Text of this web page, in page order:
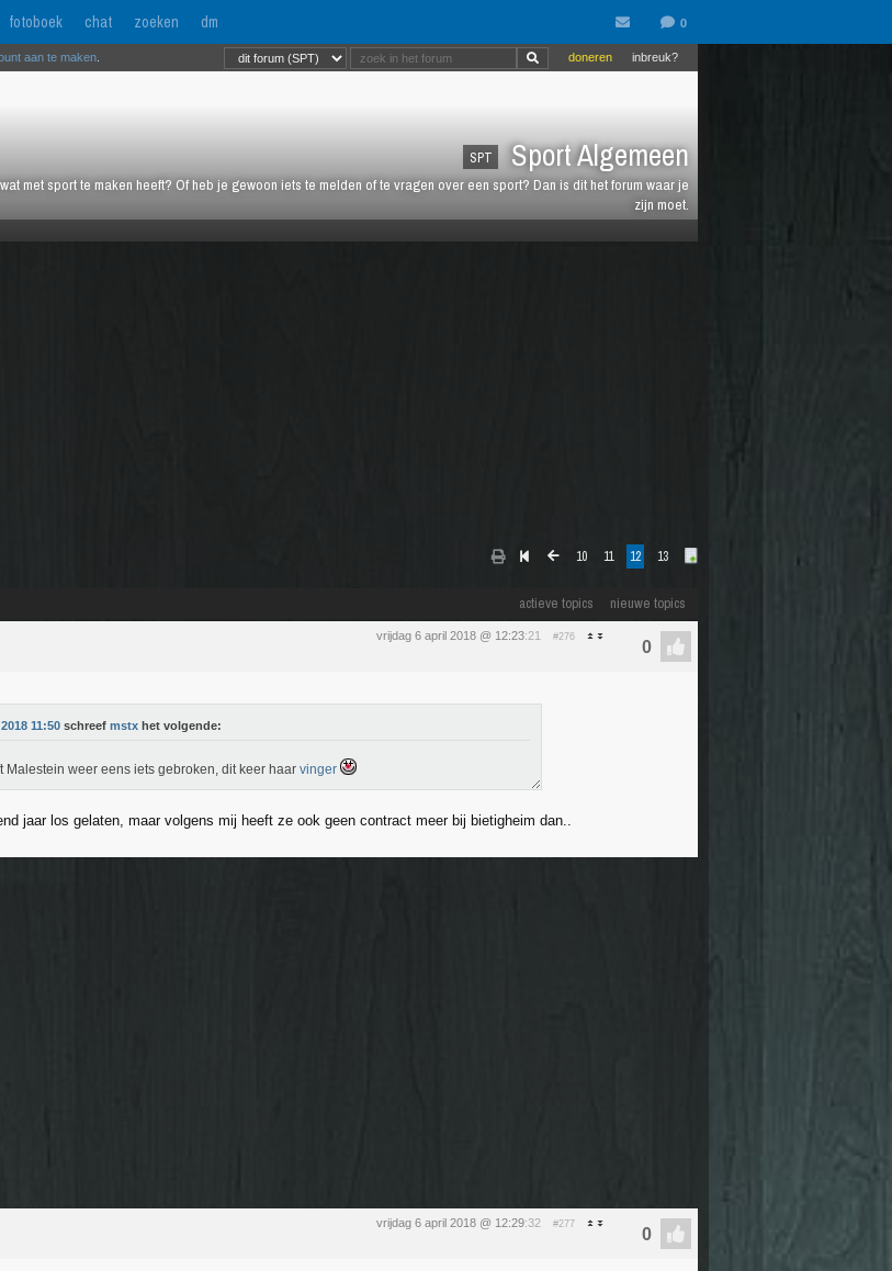
fotoboek chat zoeken dm
SPT Sport Algemeen
met sport te maken heeft? Of heb je gewoon iets te melden of te vragen over een sport? Dan is dit het forum waar je
zijn moet.
inbreuk?
doneren
aan te maken
10 11 12 13
actieve topics nieuwe topics
vrijdag 6 april 2018 @ 12:23:21 #276
11:50 schreef mstx het volgende:
Malestein weer eens iets gebroken, dit keer haar vinger
jaar los gelaten, maar volgens mij heeft ze ook geen contract meer bij bietigheim dan..
vrijdag 6 april 2018 @ 12:29:32 #277